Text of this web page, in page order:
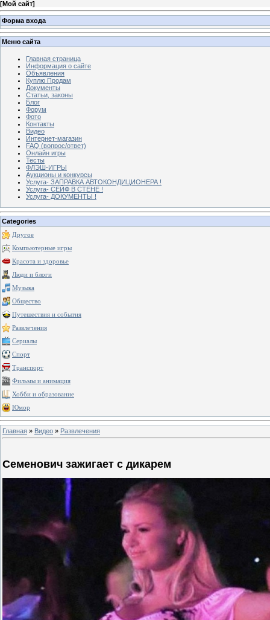
[Мой сайт]
Форма входа
Меню сайта
Главная страница
Информация о сайте
Объявления
Куплю Продам
Документы
Статьи, законы
Блог
Форум
Фото
Контакты
Видео
Интернет-магазин
FAQ (вопрос/ответ)
Онлайн игры
Тесты
ФЛЭШ-ИГРЫ
Аукционы и конкурсы
Услуга- ЗАПРАВКА АВТОКОНДИЦИОНЕРА !
Услуга- СЕЙФ В СТЕНЕ !
Услуга- ДОКУМЕНТЫ !
Categories
Другое
Компьютерные игры
Красота и здоровье
Люди и блоги
Музыка
Общество
Путешествия и события
Развлечения
Сериалы
Спорт
Транспорт
Фильмы и анимация
Хобби и образование
Юмор
Главная » Видео » Развлечения
Семенович зажигает с дикарем